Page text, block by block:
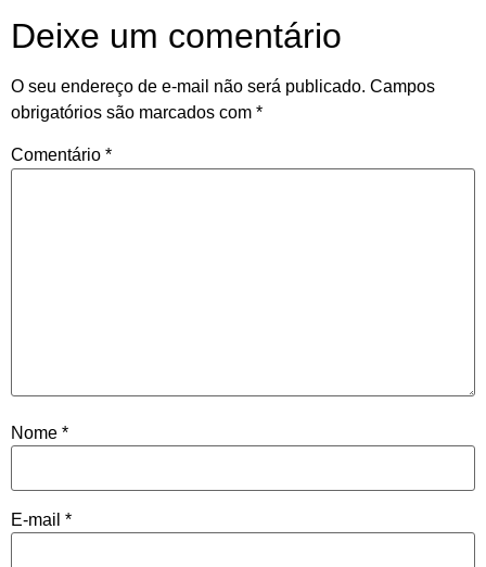
Deixe um comentário
O seu endereço de e-mail não será publicado. Campos
obrigatórios são marcados com *
Comentário *
Nome *
E-mail *